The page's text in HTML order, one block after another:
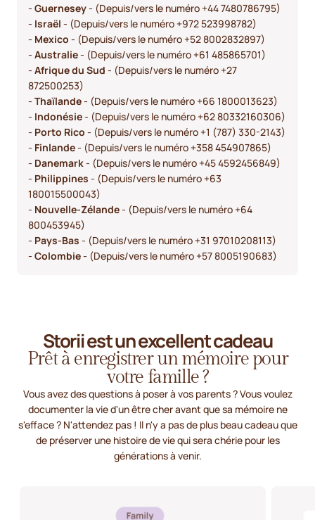
- Guernesey- (Depuis/vers le numéro +44 7480786795)
- Israël - (Depuis/vers le numéro +972 523998782)
- Mexico - (Depuis/vers le numéro +52 8002832897)
- Australie- (Depuis/vers le numéro +61 485865701)
- Afrique du Sud - (Depuis/vers le numéro +27
872500253)
- Thaïlande- (Depuis/vers le numéro +66 1800013623)
- Indonésie- (Depuis/vers le numéro +62 80332160306)
- Porto Rico - (Depuis/vers le numéro +1 (787) 330-2143)
- Finlande- (Depuis/vers le numéro +358 454907865)
- Danemark- (Depuis/vers le numéro +45 4592456849)
- Philippines - (Depuis/vers le numéro +63
180015500043)
- Nouvelle-Zélande- (Depuis/vers le numéro +64
800453945)
- Pays-Bas - (Depuis/vers le numéro +31 97010208113)
- Colombie- (Depuis/vers le numéro +57 8005190683)
Storii est un excellent cadeau
Prêt à enregistrer un mémoire pour
votre famille ?
Vous avez des questions à poser à vos parents ? Vous voulez
documenter la vie d'un être cher avant que sa mémoire ne
s'efface ? N'attendez pas ! Il n'y a pas de plus beau cadeau que
de préserver une histoire de vie qui sera chérie pour les
générations à venir.